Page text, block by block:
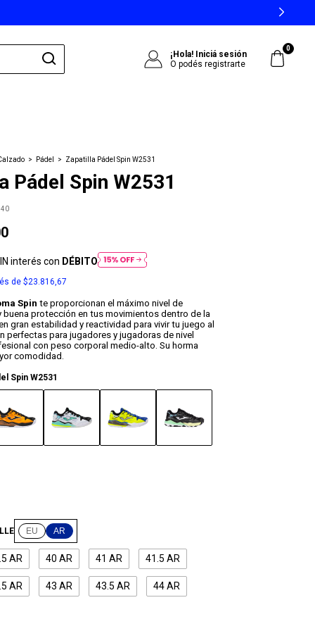
¡Hola! Iniciá sesión
O podés registrarte
0
> Pádel > Zapatilla Pádel Spin W2531
Pádel Spin W2531
interés con DÉBITO
de $23.816,67
Spin te proporcionan el máximo nivel de
buena protección en tus movimientos dentro de la
gran estabilidad y reactividad para vivir tu juego al
perfectas para jugadores y jugadoras de nivel
con peso corporal medio-alto. Su horma
comodidad.
Spin W2531
EU AR
AR 40 AR 41 AR 41.5 AR
AR 43 AR 43.5 AR 44 AR